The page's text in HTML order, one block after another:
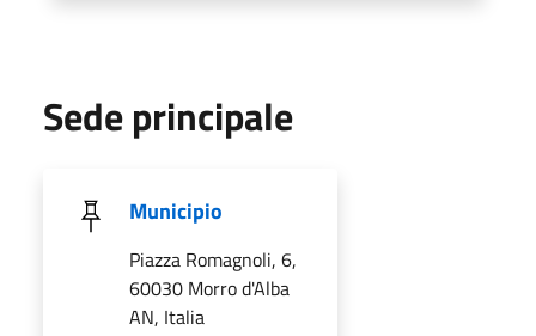
Sede principale
Municipio
Piazza Romagnoli, 6,
60030 Morro d'Alba
AN, Italia